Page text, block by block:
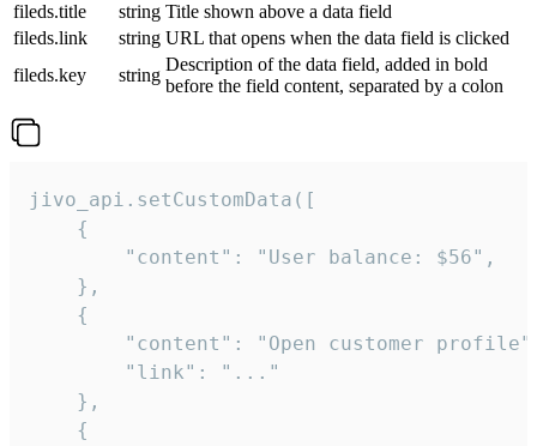
fileds.title
string Title shown above a data field
fileds.link
string URL that opens when the data field is clicked
fileds.key
string
Description of the data field, added in bold
before the field content, separated by a colon
jivo_api.setCustomData([
    {
        "content": "User balance: $56",
    },
    {
"content": "Open customer
        "link": "..."
    },
    {